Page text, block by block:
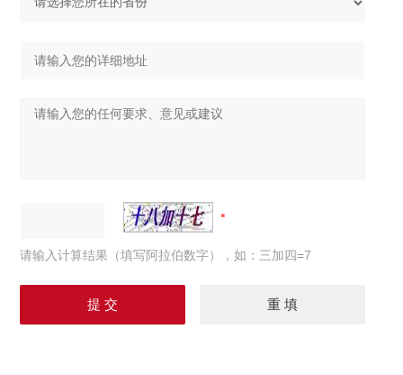
请输入计算结果（填写阿拉伯数字），如：三加四=7